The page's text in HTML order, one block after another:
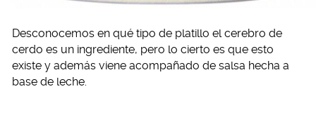
Desconocemos en qué tipo de platillo el cerebro de
cerdo es un ingrediente, pero lo cierto es que esto
existe y además viene acompañado de salsa hecha a
base de leche.